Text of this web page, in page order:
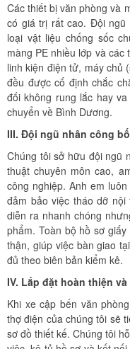
Các thiết bị văn phòng và
có giá trị rất cao. Đội ngũ
loại vật liệu chống sốc
màng PE nhiều lớp và
linh kiện điện tử, máy chủ
đều được cố định chắc
đối không rung lắc hay
chuyển về Bình Dương.
III. Đội ngũ nhân công
Chúng tôi sở hữu đội ngũ
thuật chuyên môn cao,
công nghiệp. Anh em
đảm bảo việc tháo dỡ
diễn ra nhanh chóng
phẩm. Toàn bộ hồ sơ
thận, giúp việc bàn giao
đủ theo biên bản kiểm kê.
IV. Lắp đặt hoàn thiện
Khi xe cập bến văn
thợ điện của chúng tôi sẽ
sơ đồ thiết kế. Chúng tôi